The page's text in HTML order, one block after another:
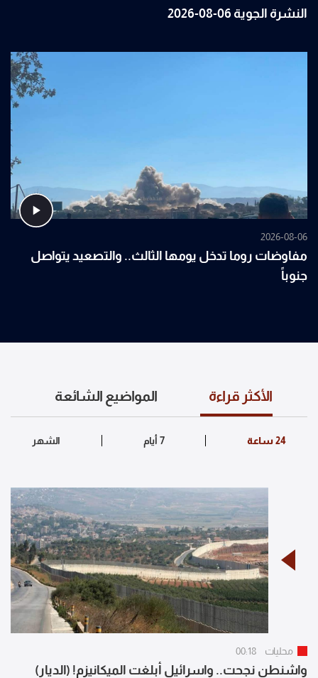
النشرة الجوية 06-08-2026
2026-08-06
مفاوضات روما تدخل يومها الثالث.. والتصعيد يتواصل
جنوباً
الأكثر قراءة المواضيع الشائعة
محليات 00:18
واشنطن نجحت.. واسرائيل أبلغت الميكانيزم! (الديار)